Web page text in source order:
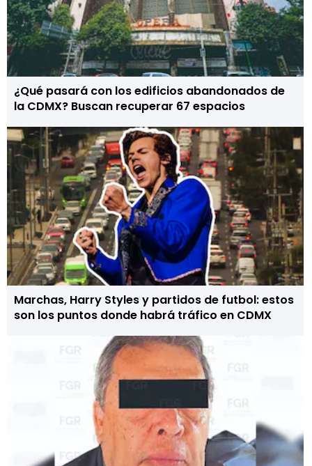
¿Qué pasará con los edificios abandonados de
la CDMX? Buscan recuperar 67 espacios
Marchas, Harry Styles y partidos de futbol: estos
son los puntos donde habrá tráfico en CDMX